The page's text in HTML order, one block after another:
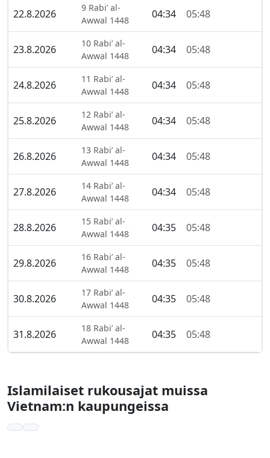
22.8.2026
9 Rabi’ al-
Awwal 1448
04:34 05:48
23.8.2026
10 Rabi’ al-
Awwal 1448
04:34 05:48
24.8.2026
11 Rabi’ al-
Awwal 1448
04:34 05:48
25.8.2026
12 Rabi’ al-
Awwal 1448
04:34 05:48
26.8.2026
13 Rabi’ al-
Awwal 1448
04:34 05:48
27.8.2026
14 Rabi’ al-
Awwal 1448
04:34 05:48
28.8.2026
15 Rabi’ al-
Awwal 1448
04:35 05:48
29.8.2026
16 Rabi’ al-
Awwal 1448
04:35 05:48
30.8.2026
17 Rabi’ al-
Awwal 1448
04:35 05:48
31.8.2026
18 Rabi’ al-
Awwal 1448
04:35 05:48
Islamilaiset rukousajat muissa
Vietnam:n kaupungeissa